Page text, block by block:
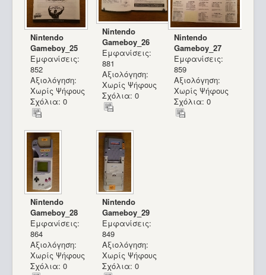
Nintendo
Gameboy_25
Εμφανίσεις:
852
Αξιολόγηση:
Χωρίς Ψήφους
Σχόλια: 0
Nintendo
Gameboy_26
Εμφανίσεις:
881
Αξιολόγηση:
Χωρίς Ψήφους
Σχόλια: 0
Nintendo
Gameboy_27
Εμφανίσεις:
859
Αξιολόγηση:
Χωρίς Ψήφους
Σχόλια: 0
Nintendo
Gameboy_28
Εμφανίσεις:
864
Αξιολόγηση:
Χωρίς Ψήφους
Σχόλια: 0
Nintendo
Gameboy_29
Εμφανίσεις:
849
Αξιολόγηση:
Χωρίς Ψήφους
Σχόλια: 0